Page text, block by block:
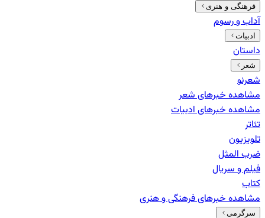
فرهنگی و هنری
آداب و رسوم
ادبیات
داستان
شعر
شعرنو
مشاهده خبرهایشعر
مشاهده خبرهایادبیات
تئاتر
تلویزیون
ضرب المثل
فیلم و سریال
کتاب
مشاهده خبرهایفرهنگی و هنری
سرگرمی